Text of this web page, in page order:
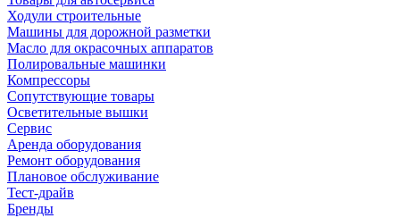
Ходули строительные
Машины для дорожной разметки
Масло для окрасочных аппаратов
Полировальные машинки
Компрессоры
Сопутствующие товары
Осветительные вышки
Сервис
Аренда оборудования
Ремонт оборудования
Плановое обслуживание
Тест-драйв
Бренды